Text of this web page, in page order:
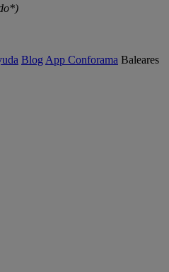
Blog App Conforama Baleares